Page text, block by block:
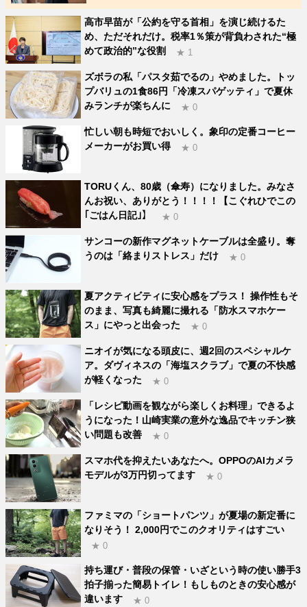
高市早苗が「公約を守る首相」を演じ続けるた
め、ただそれだけ。税率1％策が背負わされた“極
めて政治的”な役割
★ 1
ズボラの私「パスタ茹でるの」やめました。トッ
プバリュの1食86円「冷凍スパゲッティ」で夏休
みランチが楽ちんに
★ 0
忙しい朝も時短でおいしく。象印の定番コーヒー
メーカーがお買い得
★ 0
TORUくん、80歳（傘寿）になりました。みなさ
んお祝い、ありがとう！！！！【こぐれひでこの
｢ごはん日記｣】
★ 0
サンコーの新作マグネットケーブルは全盛り。奪
うのは「絡まりストレス」だけ
★ 0
夏アクティビティに安心感をプラス！ 操作性もそ
のまま、写真も綺麗に撮れる「防水スマホケー
ス」にやっと出会った
★ 0
ニオイが気になる頭皮に、週2回のスペシャルケ
ア。ダヴィネスの「海塩スクラブ」で夏の不快感
が軽くなった
★ 0
「レシピ動画を観ながら楽しくお料理」できるよ
うになった！山崎実業の意外な逸品でキッチン狭
い問題も改善
★ 0
スマホ代を抑えたいあなたへ。OPPOのAIカメラ
モデルが3万円切ってます
★ 0
ファミマの「ショートパンツ」が夏場の新定番に
なりそう！ 2,000円でこのクオリティはすごい
★ 0
持ち運び・普段の保管・いざという時の使い勝手3
拍子揃った簡易トイレ！もしものときの安心感が
違います
★ 0